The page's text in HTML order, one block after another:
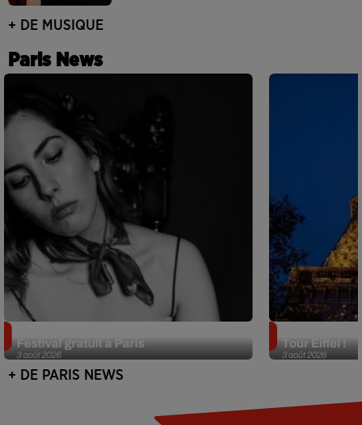
+ DE MUSIQUE
Paris News
3 août 2026
Festival gratuit à Paris
3 août 2026
Tour Eiffel !
+ DE PARIS NEWS